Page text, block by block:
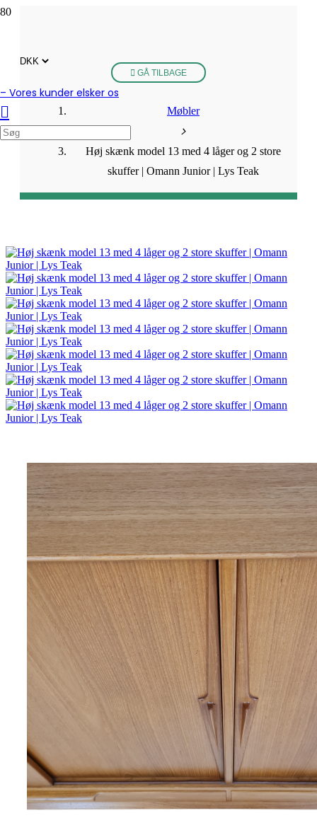
– Vores kunder elsker os
GÅ TILBAGE
Møbler
Høj skænk model 13 med 4 låger og 2 store
skuffer | Omann Junior | Lys Teak